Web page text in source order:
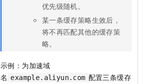
优先级随机。
某一条缓存策略生效后，
将不再匹配其他的缓存策
略。
示例：为加速域
名 example.aliyun.com 配置三条缓存